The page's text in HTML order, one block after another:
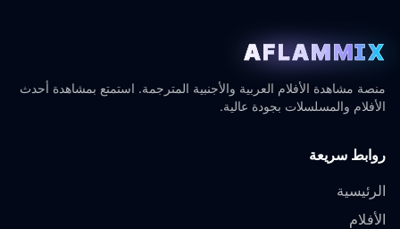
AFLAMMIX
منصة مشاهدة الأفلام العربية والأجنبية المترجمة. استمتع بمشاهدة أحدث
الأفلام والمسلسلات بجودة عالية.
روابط سريعة
الرئيسية
الأفلام